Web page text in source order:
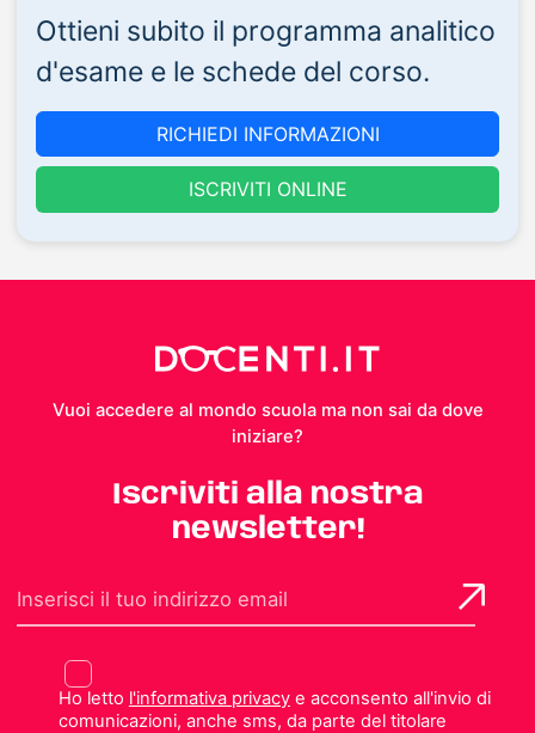
Ottieni subito il programma analitico
d'esame e le schede del corso.
RICHIEDI INFORMAZIONI
ISCRIVITI ONLINE
Vuoi accedere al mondo scuola ma non sai da dove
iniziare?
Iscriviti alla nostra
newsletter!
Ho letto l'informativa privacye acconsento all'invio di
comunicazioni, anche sms, da parte del titolare